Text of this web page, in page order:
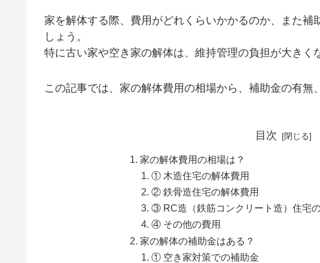
家を解体する際、費用がどれくらいかかるのか、また
しょう。
特に古い家や空き家の解体は、維持管理の負担が大きく
この記事では、家の解体費用の相場から、補助金の有無
目次
家の解体費用の相場は？
① 木造住宅の解体費用
② 鉄骨造住宅の解体費用
③ RC造（鉄筋コンクリート造）住宅
④ その他の費用
家の解体の補助金はある？
① 空き家対策での補助金